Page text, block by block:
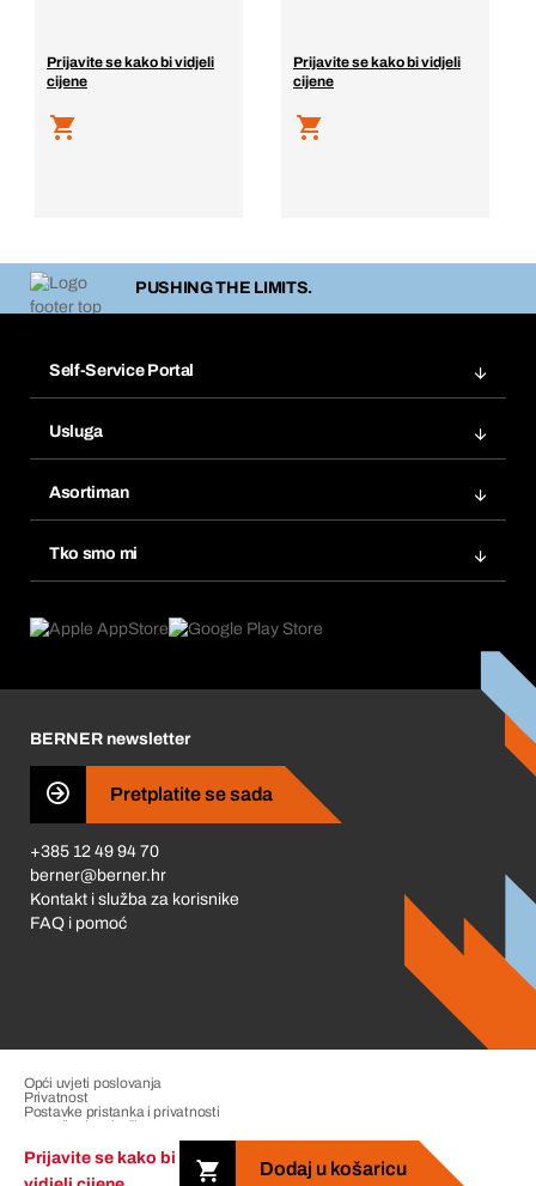
Prijavite se kako bi
Dodaj u košaricu
Prijavite se kako bi vidjeli
cijene
Prijavite se kako bi vidjeli
cijene
PUSHING THE LIMITS.
Self-Service Portal
Popisi želja
Ponovno naručivanje
Pretplate
Usluga
Tražitelji proizvoda
Asortiman
Tko smo mi
Što nas pokreće
Business Conduct
BERNER newsletter
Pretplatite se sada
+385 12 49 94 70
berner@berner.hr
Kontakt i služba za korisnike
FAQ i pomoć
Opći uvjeti poslovanja
Privatnost
Postavke pristanka i privatnosti
Upravljanje pritužbama